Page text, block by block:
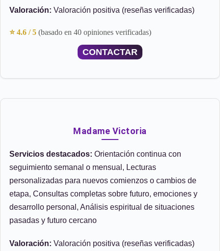
Valoración: Valoración positiva (reseñas verificadas)
⭐ 4.6 / 5 (basado en 40 opiniones verificadas)
CONTACTAR
Madame Victoria
Servicios destacados: Orientación continua con
seguimiento semanal o mensual, Lecturas
personalizadas para nuevos comienzos o cambios de
etapa, Consultas completas sobre futuro, emociones y
desarrollo personal, Análisis espiritual de situaciones
pasadas y futuro cercano
Valoración: Valoración positiva (reseñas verificadas)